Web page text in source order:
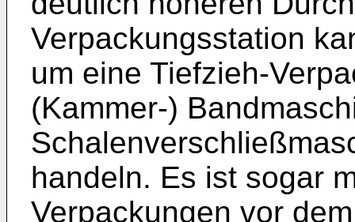
Verpackungsstation
um eine Tiefzieh-
(Kammer-)
handeln. Es ist sogar
Verpackungen vor